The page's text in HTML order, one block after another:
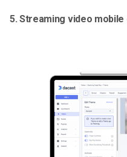
5. Streaming video mobile